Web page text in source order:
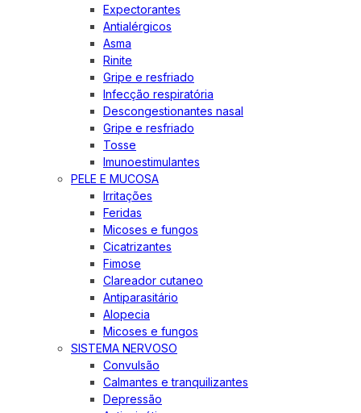
Expectorantes
Antialérgicos
Asma
Rinite
Gripe e resfriado
Infecção respiratória
Descongestionantes nasal
Gripe e resfriado
Tosse
Imunoestimulantes
PELE E MUCOSA
Irritações
Feridas
Micoses e fungos
Cicatrizantes
Fimose
Clareador cutaneo
Antiparasitário
Alopecia
Micoses e fungos
SISTEMA NERVOSO
Convulsão
Calmantes e tranquilizantes
Depressão